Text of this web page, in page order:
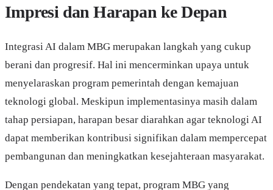
Impresi dan Harapan ke Depan
Integrasi AI dalam MBG merupakan langkah yang cukup
berani dan progresif. Hal ini mencerminkan upaya untuk
menyelaraskan program pemerintah dengan kemajuan
teknologi global. Meskipun implementasinya masih dalam
tahap persiapan, harapan besar diarahkan agar teknologi AI
dapat memberikan kontribusi signifikan dalam mempercepat
pembangunan dan meningkatkan kesejahteraan masyarakat.
Dengan pendekatan yang tepat, program MBG yang